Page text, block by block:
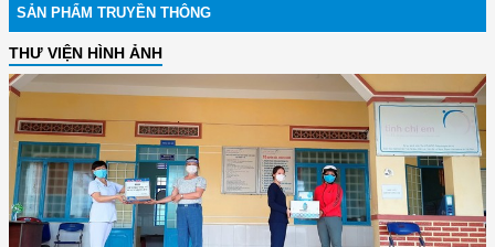
SẢN PHẨM TRUYỀN THÔNG
THƯ VIỆN HÌNH ẢNH